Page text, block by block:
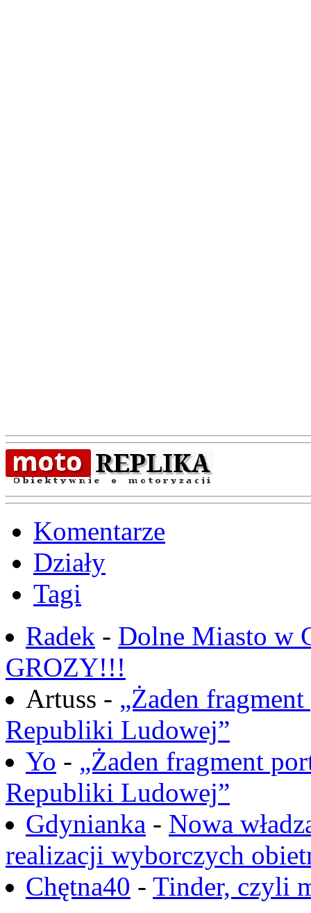
Komentarze
Działy
Tagi
Radek - Dolne Miasto w
GROZY!!!
Artuss - „Żaden
Republiki Ludowej”
Yo - „Żaden fragment
Republiki Ludowej”
Gdynianka - Nowa
realizacji wyborczych
Chętna40 - Tinder, czyli